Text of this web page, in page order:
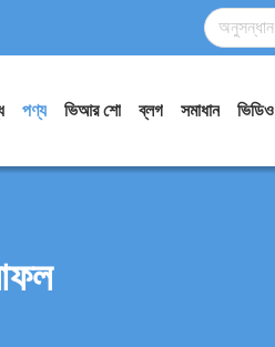
পণ্য ভিআর শো ব্লগ সমাধান ভিডিও